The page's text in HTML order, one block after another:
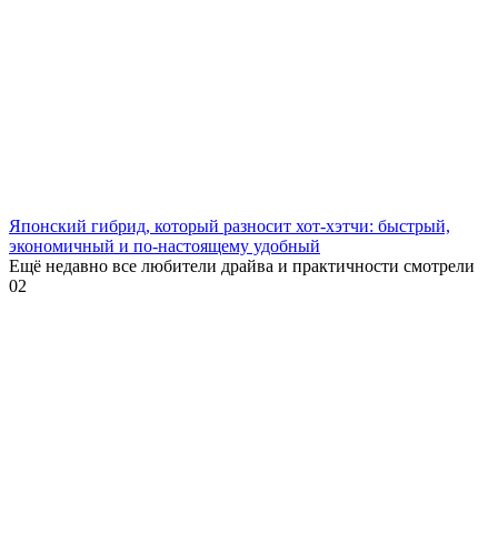
Японский гибрид, который разносит хот-хэтчи: быстрый,
экономичный и по-настоящему удобный
Ещё недавно все любители драйва и практичности смотрели
02